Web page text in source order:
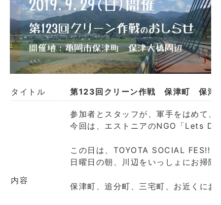
タイトル 第123回クリーン作戦 保津町 保津
内容
参加者とスタッフが、軍手をはめて
今回は、エストニアのNGO「Lets
この日は、 TOYOTA SOCIAL FES!!
日曜日の朝、川辺をいっしょにお掃除
保津町、追分町、三宅町、お近くに